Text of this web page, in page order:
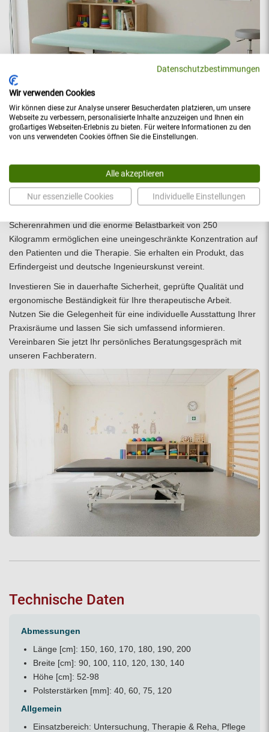
Nachhaltige Investition in Ihren Praxisalltag
Mit der Entscheidung für die Kinder Vojta- Bobathliege wählen Sie
ein nach MDR-Richtlinien (EU)2017/745 gefertigtes
Scherenrahmen und die enorme Belastbarkeit von 250
Kilogramm ermöglichen eine uneingeschränkte Konzentration auf
den Patienten und die Therapie. Sie erhalten ein Produkt, das
Erfindergeist und deutsche Ingenieurskunst vereint.
Investieren Sie in dauerhafte Sicherheit, geprüfte Qualität und
ergonomische Beständigkeit für Ihre therapeutische Arbeit.
Nutzen Sie die Gelegenheit für eine individuelle Ausstattung Ihrer
Praxisräume und lassen Sie sich umfassend informieren.
Vereinbaren Sie jetzt Ihr persönliches Beratungsgespräch mit
unseren Fachberatern.
Technische Daten
Abmessungen
Länge [cm]: 150, 160, 170, 180, 190, 200
Breite [cm]: 90, 100, 110, 120, 130, 140
Höhe [cm]: 52-98
Polsterstärken [mm]: 40, 60, 75, 120
Allgemein
Einsatzbereich: Untersuchung, Therapie & Reha, Pflege
Datenschutzbestimmungen
Wir verwenden Cookies
Wir können diese zur Analyse unserer Besucherdaten platzieren, um unsere
Webseite zu verbessern, personalisierte Inhalte anzuzeigen und Ihnen ein
großartiges Webseiten-Erlebnis zu bieten. Für weitere Informationen zu den
von uns verwendeten Cookies öffnen Sie die Einstellungen.
Alle akzeptieren
Nur essenzielle Cookies Individuelle Einstellungen